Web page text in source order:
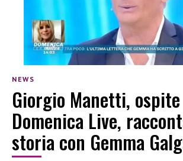
NEWS
Giorgio Manetti,
Domenica Live,
storia con Gemma